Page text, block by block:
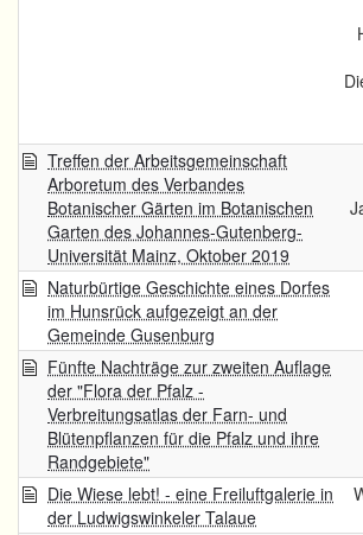
Treffen der Arbeitsgemeinschaft
Arboretum des Verbandes
Botanischer Gärten im Botanischen
Garten des Johannes-Gutenberg-
Universität Mainz, Oktober 2019
Naturbürtige Geschichte eines Dorfes
im Hunsrück aufgezeigt an der
Gemeinde Gusenburg
Fünfte Nachträge zur zweiten Auflage
der "Flora der Pfalz -
Verbreitungsatlas der Farn- und
Blütenpflanzen für die Pfalz und ihre
Randgebiete"
Die Wiese lebt! - eine Freiluftgalerie in
der Ludwigswinkeler Talaue